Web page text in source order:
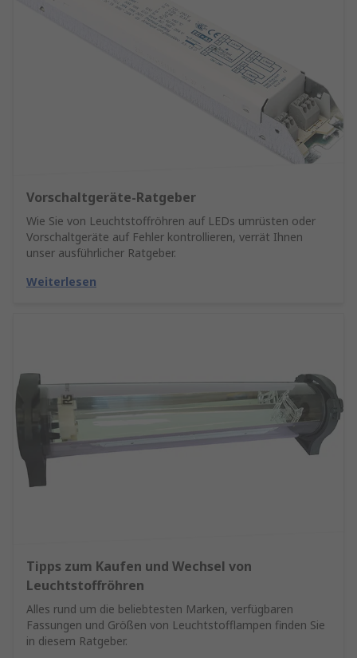
Vorschaltgeräte-Ratgeber
Wie Sie von Leuchtstoffröhren auf LEDs umrüsten oder
Vorschaltgeräte auf Fehler kontrollieren, verrät Ihnen
unser ausführlicher Ratgeber.
Weiterlesen
Tipps zum Kaufen und Wechsel von
Leuchtstoffröhren
Alles rund um die beliebtesten Marken, verfügbaren
Fassungen und Größen von Leuchtstofflampen finden Sie
in diesem Ratgeber.